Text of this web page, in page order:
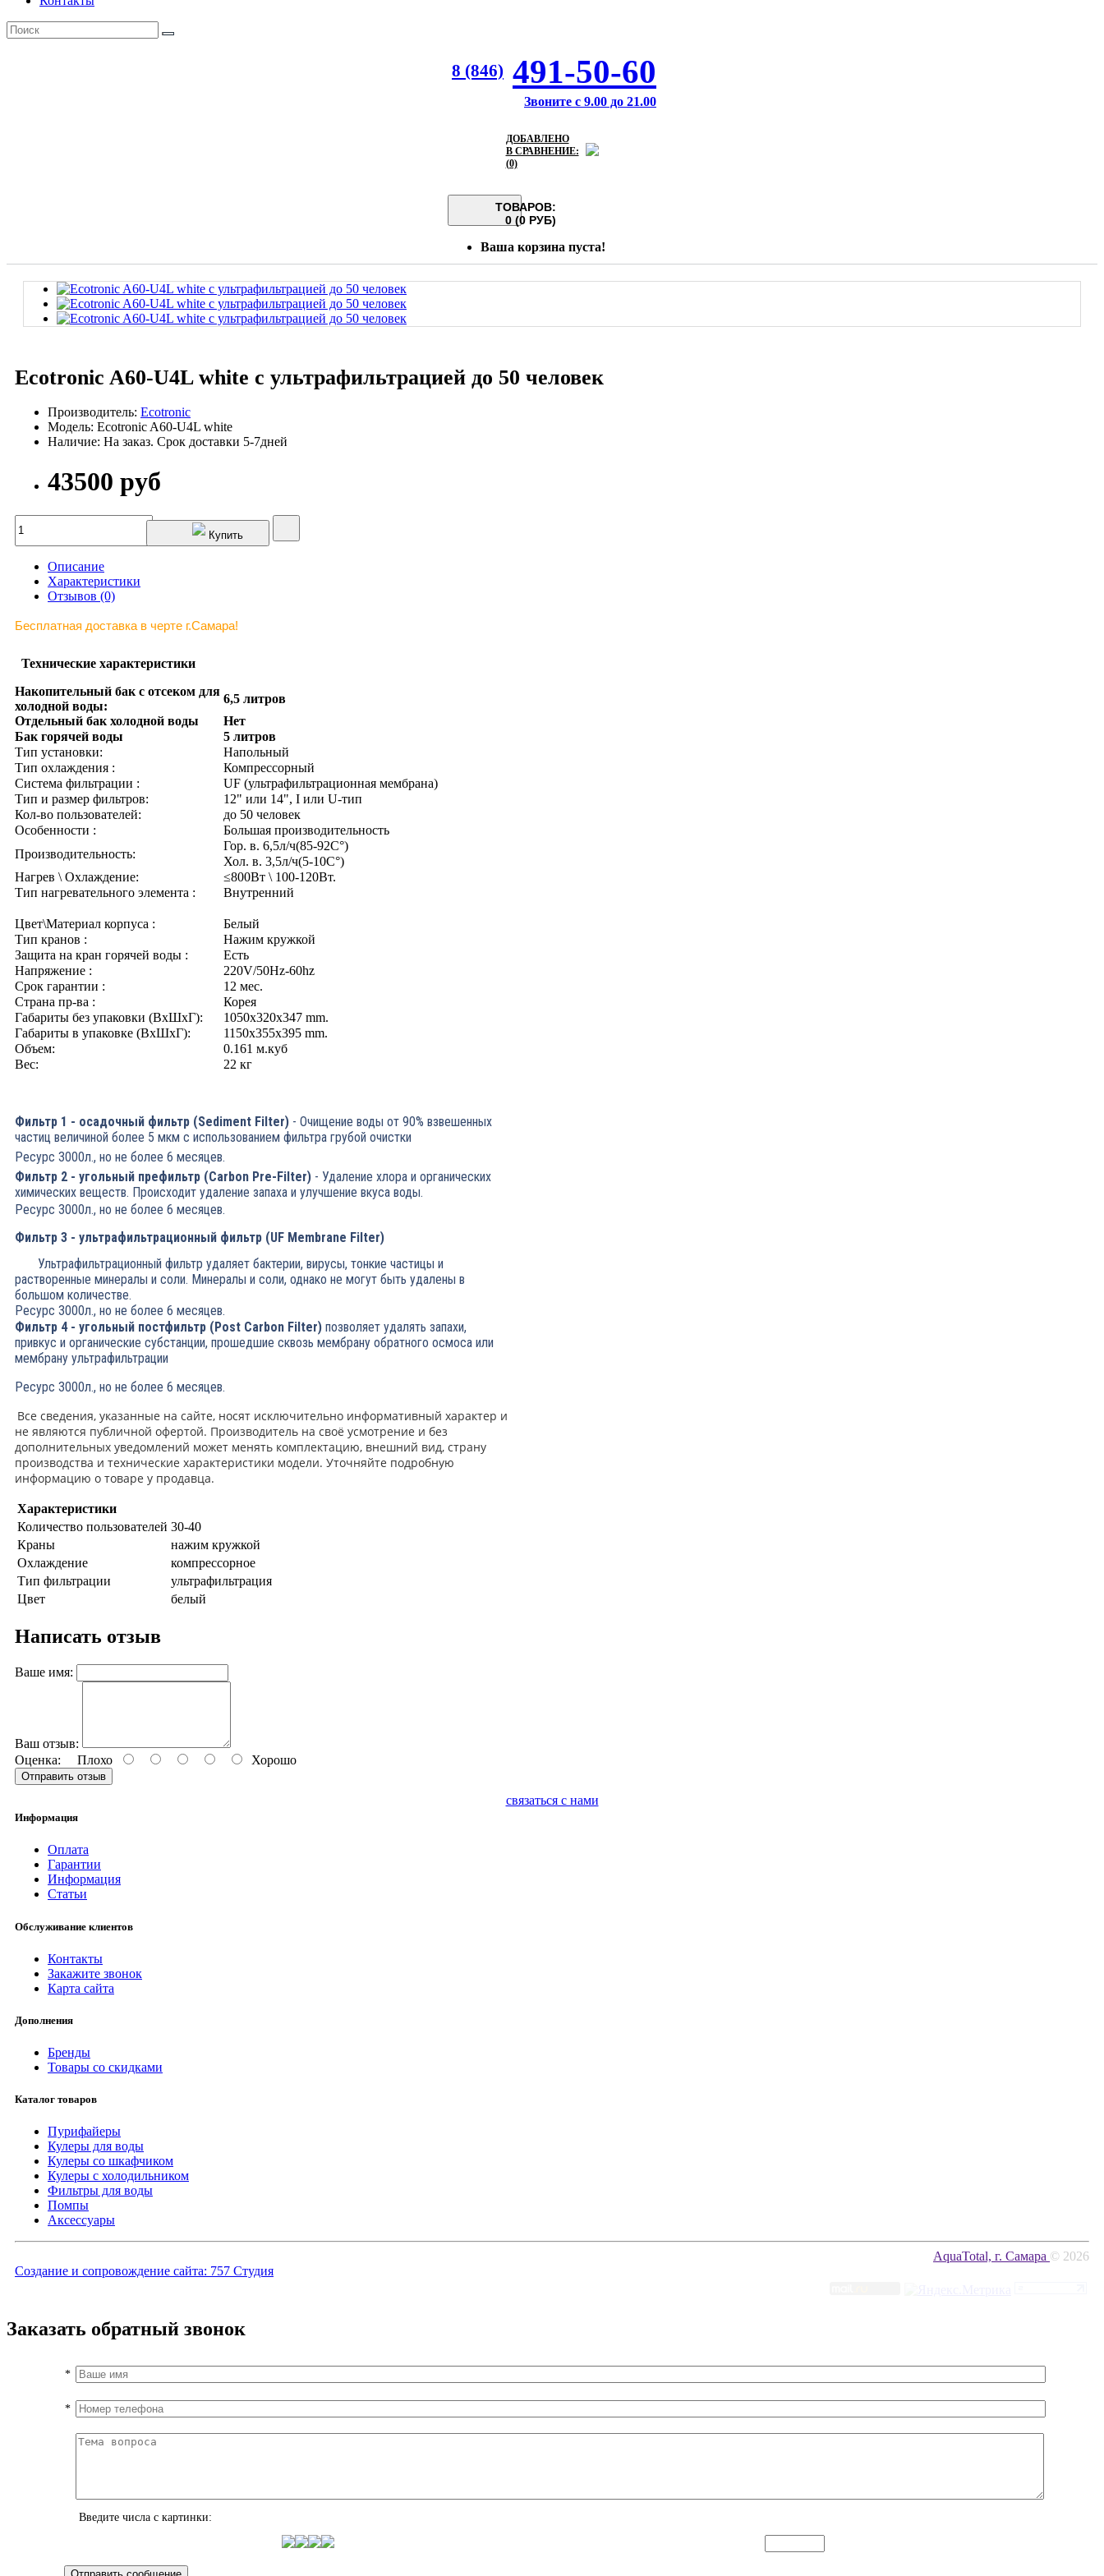
8 (846) 491-50-60
Звоните с 9.00 до 21.00
ДОБАВЛЕНО
В СРАВНЕНИЕ:
(0)
ТОВАРОВ:
0 (0 РУБ)
Ваша корзина пуста!
Ecotronic A60-U4L white с ультрафильтрацией до 50 человек
Производитель: Ecotronic
Модель: Ecotronic A60-U4L white
Наличие: На заказ. Срок доставки 5-7дней
43500 руб
Купить
Описание
Характеристики
Отзывов (0)
Бесплатная доставка в черте г.Самара!
Технические характеристики
Накопительный бак с отсеком для
холодной воды:
6,5 литров
Отдельный бак холодной воды
Нет
Бак горячей воды
5 литров
Тип установки:
Напольный
Тип охлаждения :
Компрессорный
Система фильтрации :
UF (ультрафильтрационная мембрана)
Тип и размер фильтров:
12" или 14", I или U-тип
Кол-во пользователей:
до 50 человек
Особенности :
Большая производительность
Производительность:
Гор. в. 6,5л/ч(85-92C°)
Хол. в. 3,5л/ч(5-10C°)
Нагрев \ Охлаждение:
≤800Вт \ 100-120Вт.
Тип нагревательного элемента :
Внутренний
Цвет\Материал корпуса :
Белый
Тип кранов :
Нажим кружкой
Защита на кран горячей воды :
Есть
Напряжение :
220V/50Hz-60hz
Срок гарантии :
12 мес.
Страна пр-ва :
Корея
Габариты без упаковки (ВxШxГ):
1050x320x347 mm.
Габариты в упаковке (ВxШxГ):
1150x355x395 mm.
Объем:
0.161 м.куб
Вес:
22 кг
Фильтр 1 - осадочный фильтр (Sediment Filter) - Очищение воды от 90% взвешенных
частиц величиной более 5 мкм с использованием фильтра грубой очистки
Ресурс 3000л., но не более 6 месяцев.
Фильтр 2 - угольный префильтр (Carbon Pre-Filter) - Удаление хлора и органических
химических веществ. Происходит удаление запаха и улучшение вкуса воды.
Ресурс 3000л., но не более 6 месяцев.
Фильтр 3 - ультрафильтрационный фильтр (UF Membrane Filter)
Ультрафильтрационный фильтр удаляет бактерии, вирусы, тонкие частицы и
растворенные минералы и соли. Минералы и соли, однако не могут быть удалены в
большом количестве.
Ресурс 3000л., но не более 6 месяцев.
Фильтр 4 - угольный постфильтр (Post Carbon Filter) позволяет удалять запахи,
привкус и органические субстанции, прошедшие сквозь мембрану обратного осмоса или
мембрану ультрафильтрации
Ресурс 3000л., но не более 6 месяцев.
Все сведения, указанные на сайте, носят исключительно информативный характер и
не являются публичной офертой. Производитель на своё усмотрение и без
дополнительных уведомлений может менять комплектацию, внешний вид, страну
производства и технические характеристики модели. Уточняйте подробную
информацию о товаре у продавца.
Характеристики
Количество пользователей 30-40
Краны
нажим кружкой
Охлаждение
компрессорное
Тип фильтрации
ультрафильтрация
Цвет
белый
Написать отзыв
Ваше имя:
Ваш отзыв:
Оценка: Плохо Хорошо
Отправить отзыв
связаться с нами
Информация
Оплата
Гарантии
Информация
Статьи
Обслуживание клиентов
Контакты
Закажите звонок
Карта сайта
Дополнения
Бренды
Товары со скидками
Каталог товаров
Пурифайеры
Кулеры для воды
Кулеры со шкафчиком
Кулеры с холодильником
Фильтры для воды
Помпы
Аксессуары
AquaTotal, г. Самара © 2026
Создание и сопровождение сайта: 757 Студия
Заказать обратный звонок
*
*
Введите числа с картинки: